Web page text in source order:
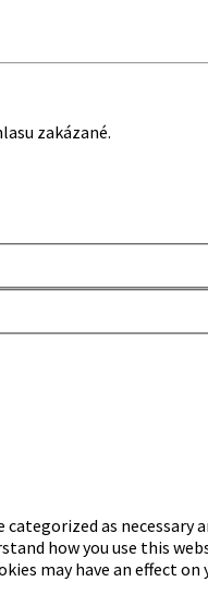
zakázané.
as necessary
how you use this
may have an effect on